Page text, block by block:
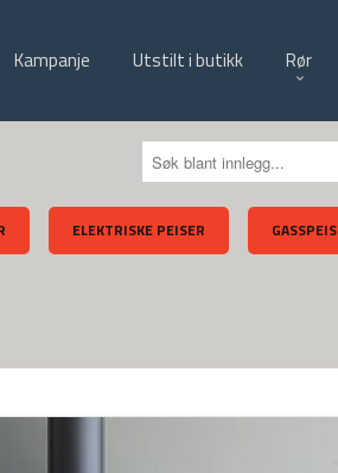
Kampanje Utstilt i butikk Rør
ELEKTRISKE PEISER GASSPEIS